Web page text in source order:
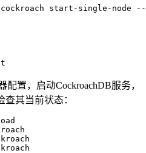
start-single-node
配置，启动CockroachDB服务，
其当前状态：